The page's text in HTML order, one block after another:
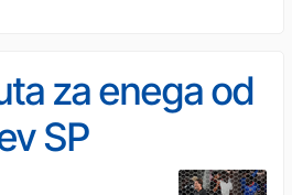
za enega od
SP